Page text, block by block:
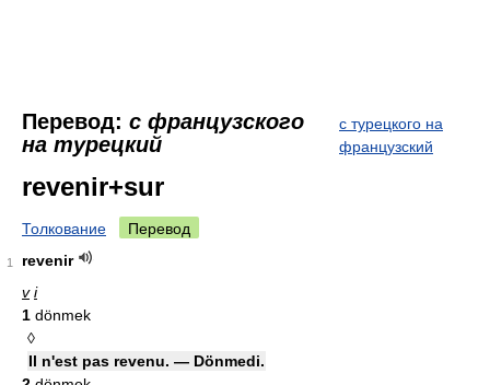
Перевод: с французского
на турецкий
с турецкого на
французский
revenir+sur
Толкование Перевод
1
revenir
v i
1 dönmek
◊
Il n'est pas revenu. — Dönmedi.